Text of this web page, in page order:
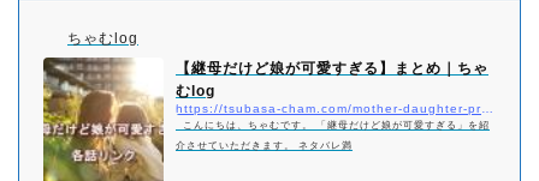
ちゃむlog
【継母だけど娘が可愛すぎる】まとめ｜ちゃ
むlog
こんにちは、ちゃむです。 「継母だけど娘が可愛すぎる」を紹
介させていただきます。 ネタバレ満